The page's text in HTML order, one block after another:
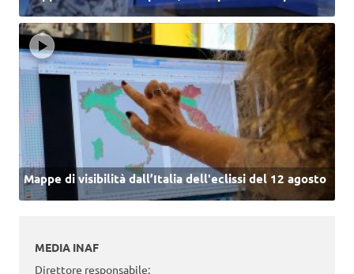
Mappe di visibilità dall’Italia dell'eclissi del 12 agosto
MEDIA INAF
Direttore responsabile: